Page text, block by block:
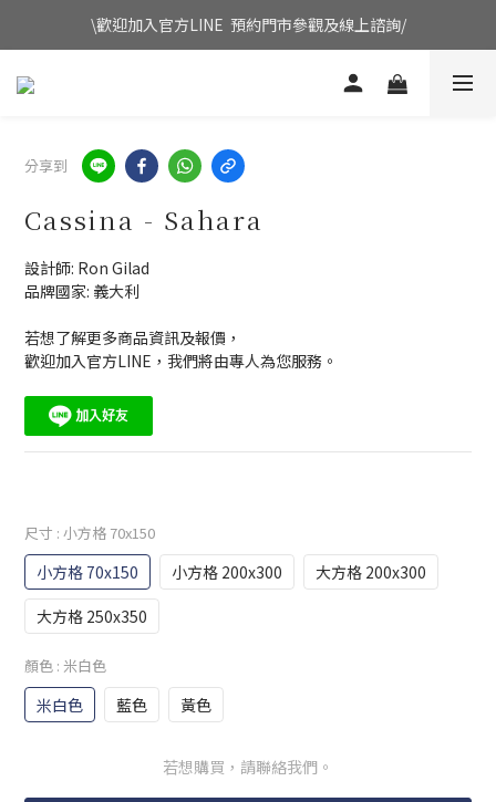
\歡迎加入官方LINE  預約門市參觀及線上諮詢/
分享到
Cassina - Sahara
設計師: Ron Gilad
品牌國家: 義大利
若想了解更多商品資訊及報價，
歡迎加入官方LINE，我們將由專人為您服務。
尺寸 : 小方格 70x150
小方格 70x150 小方格 200x300
大方格 200x300
大方格 250x350
顏色 : 米白色
米白色 藍色 黃色
若想購買，請聯絡我們。